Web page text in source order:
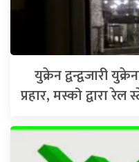
युक्रेन द्वन्द्वजारी
प्रहार, मस्को द्वारा